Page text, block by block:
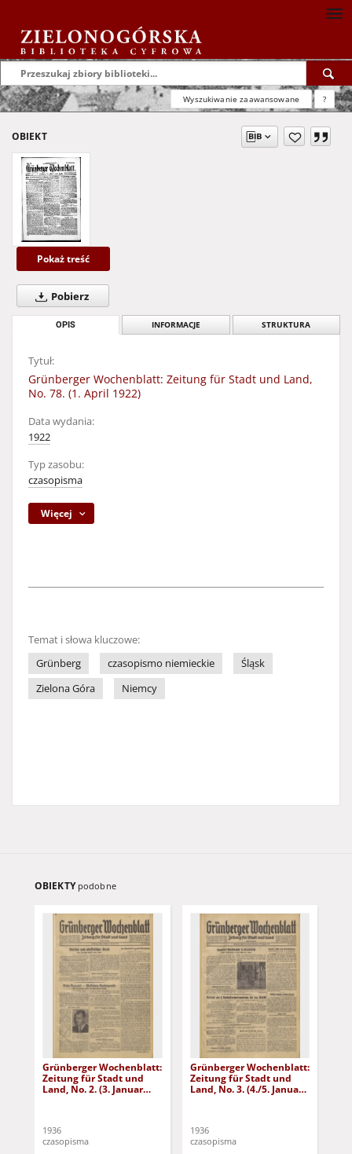
Wyszukiwanie zaawansowane ?
OBIEKT
Pokaż treść
Pobierz
OPIS INFORMACJE STRUKTURA
Tytuł:
Grünberger Wochenblatt: Zeitung für Stadt und Land,
No. 78. (1. April 1922)
Data wydania:
1922
Typ zasobu:
czasopisma
Więcej
Temat i słowa kluczowe:
Grünberg
czasopismo niemieckie
Śląsk
Zielona Góra
Niemcy
OBIEKTY podobne
Grünberger Wochenblatt:
Zeitung für Stadt und
Land, No. 2. (3. Januar
1936
czasopisma
Grünberger Wochenblatt:
Zeitung für Stadt und
Land, No. 3. (4./5. Januar
1936
czasopisma